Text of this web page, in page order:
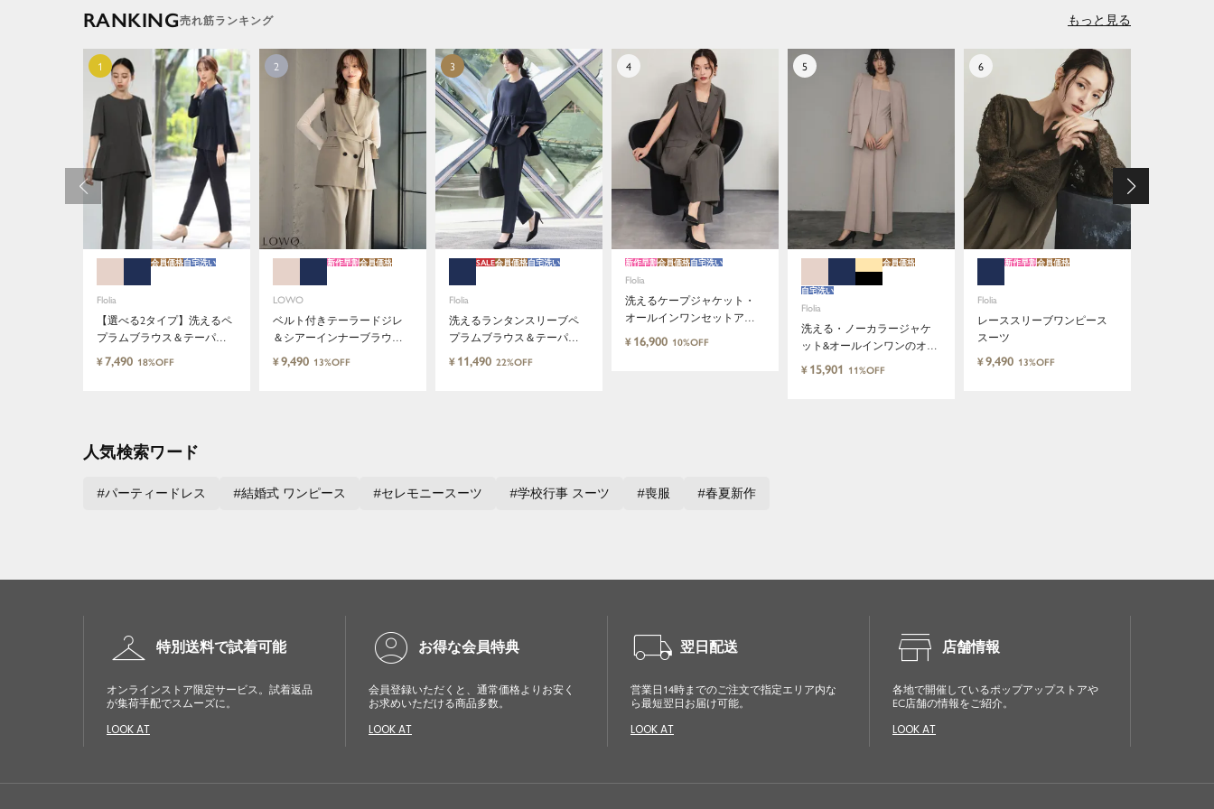
RANKING もっと見る
Flolia
【選べる2タイプ】洗えるペ
プラムブラウス＆テーパー
ドパンツのセットアップセ
会員価格自宅洗い
¥7,490 18%OFF
LOWO
ベルト付きテーラードジレ
＆シアーインナーブラウス
＆ロング丈設計ワイドパン
新作早割会員価格
¥9,490 13%OFF
Flolia
洗えるランタンスリーブペ
プラムブラウス＆テーパー
ドパンツのセットアップセ
SALE会員価格自宅洗い
¥ 11,490 22%OFF
Flolia
洗えるケープジャケット・
オールインワンセットアッ
プスーツ パンツドレス
新作早割会員価格自宅洗い
¥ 16,900 10%OFF
Flolia
洗える・ノーカラージャケ
ット&オールインワンのオケ
ージョン対応2点セットアッ
会員価格
自宅洗い
¥ 15,901 11%OFF
Flolia
レーススリーブワンピース
スーツ
新作早割会員価格
¥9,490 13%OFF
人気検索ワード
パーティードレス 結婚式 ワンピース セレモニースーツ 学校行事 スーツ 喪服 春夏新作
checkroom 特別送料で試着可能
オンラインストア限定サービス。試着返品
が集荷手配でスムーズに。
LOOK AT
account_circle お得な会員特典
会員登録いただくと、通常価格よりお安く
お求めいただける商品多数。
LOOK AT
local_shipping 翌日配送
営業日14時までのご注文で指定エリア内な
ら最短翌日お届け可能。
LOOK AT
store 店舗情報
各地で開催しているポップアップストアや
EC店舗の情報をご紹介。
LOOK AT